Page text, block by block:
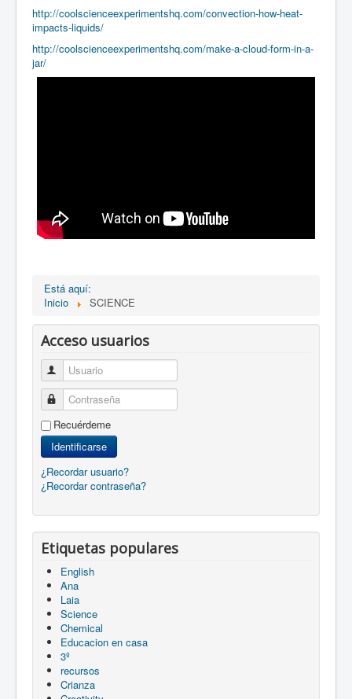
http://coolscienceexperimentshq.com/convection-how-heat-
impacts-liquids/
http://coolscienceexperimentshq.com/make-a-cloud-form-in-a-
jar/
Está aquí:
Inicio
SCIENCE
Acceso usuarios
Usuario
Contraseña
Recuérdeme
Identificarse
¿Recordar usuario?
¿Recordar contraseña?
Etiquetas populares
English
Ana
Laia
Science
Chemical
Educacion en casa
3º
recursos
Crianza